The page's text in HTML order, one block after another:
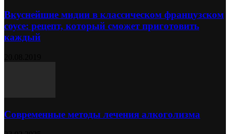
Вкуснейшие мидии в классическом французском
соусе: рецепт, который сможет приготовить
каждый
Современные методы лечения алкоголизма